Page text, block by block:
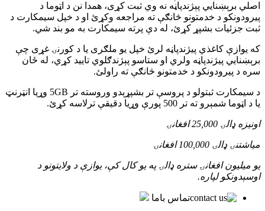
اصلي برېښنایي پېژندپاڼه نه وي ثبت کړی، همدا نن د اټوما د
پیرودونکو د خدمتونو څانګې ته مراجعه وکړئ او د خپل سیمکارت د
ثبت جزئیات بشپړ کړئ، له دې پرته سیمکارت به مو بند شي.
که یوازې کاغذي پیژندپاڼه لرئ خپل یو ملګری یا د کورنۍ غړی چې
برېښنایي پیژندپاڼه ولري او ستاسو پېژندګلوي تایید کړي، له ځان
سره د پیرودونکو د خدمتونو څانګې ته راولئ.
د سیمکارت ثبتولو د پروسې تر بشپړېدو وروسته تر 5GB وړیا انټرنټ
یا د اټوما شمېرو ته تر 500 پورې وړیا دقیقې ترلاسه کړئ.
اونیزه ډالۍ 25,000افغانۍ
میاشتنۍ ډالۍ 100,000 افغانۍ
یو میلیون افغانۍ ستره ډالۍ په یو کال کې، یوازې د ولایتونو د
اوسېدونکو لپاره.
تماس باما